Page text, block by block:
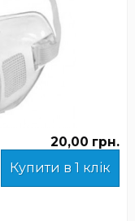
20,00 грн.
Купити в 1 клік